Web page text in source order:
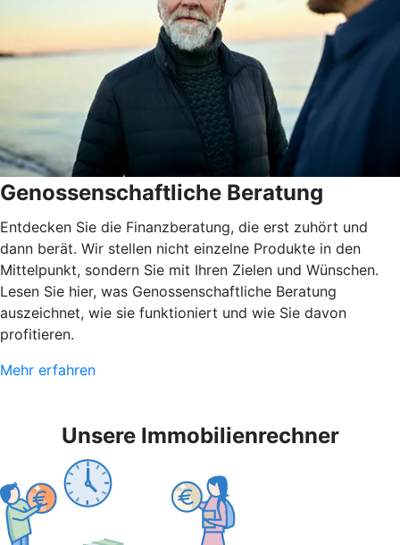
Genossenschaftliche Beratung
Entdecken Sie die Finanzberatung, die erst zuhört und
dann berät. Wir stellen nicht einzelne Produkte in den
Mittelpunkt, sondern Sie mit Ihren Zielen und Wünschen.
Lesen Sie hier, was Genossenschaftliche Beratung
auszeichnet, wie sie funktioniert und wie Sie davon
profitieren.
Mehr erfahren
Unsere Immobilienrechner